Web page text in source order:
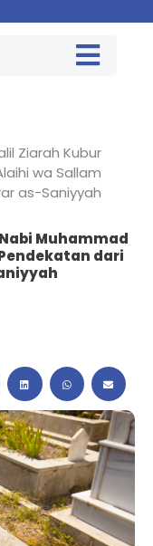
Ziarah Kubur
wa Sallam
as-Saniyyah
Muhammad
dari